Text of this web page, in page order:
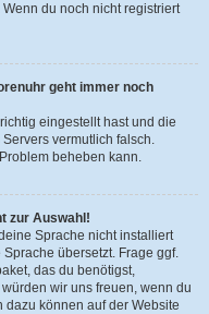
du noch nicht registriert
geht immer noch
eingestellt hast und die
vermutlich falsch.
beheben kann.
zur Auswahl!
Sprache nicht installiert
übersetzt. Frage ggf.
das du benötigst,
wir uns freuen, wenn du
dazu können auf der Website